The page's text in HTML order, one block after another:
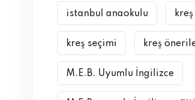
istanbul anaokulu kreş
kreş seçimi kreş
M.E.B. Uyumlu İngilizce